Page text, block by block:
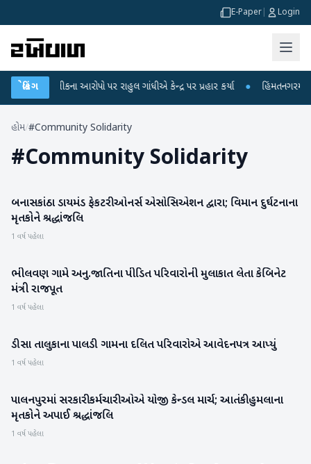
E-Paper Login
બ્રેકિંગ
પરીક્ષા લીકના આરોપો પર રાહુલ ગાંધીએ કેન્દ્ર પર પ્રહાર કર્યા ● હિંમતનગરમાં
હોમ/#Community Solidarity
#Community Solidarity
બનાસકાંઠા
બનાસકાંઠા ડાયમંડ ફેકટરી ઓનર્સ એસોસિએશન દ્વારા; વિમાન દુર્ઘટનાના
મૃતકોને શ્રદ્ધાંજલિ
1 વર્ષ પહેલા
પાટણ
ભીલવણ ગામે અનુ.જાતિના પીડિત પરિવારોની મુલાકાત લેતા કેબિનેટ
મંત્રી રાજપૂત
1 વર્ષ પહેલા
બનાસકાંઠા
ડીસા તાલુકાના પાલડી ગામના દલિત પરિવારોએ આવેદનપત્ર આપ્યું
1 વર્ષ પહેલા
બનાસકાંઠા
પાલનપુરમાં સરકારી કર્મચારી ઓએ યોજી કેન્ડલ માર્ચ; આતંકી હુમલાના
મૃતકોને અપાઈ શ્રદ્ધાંજલિ
1 વર્ષ પહેલા